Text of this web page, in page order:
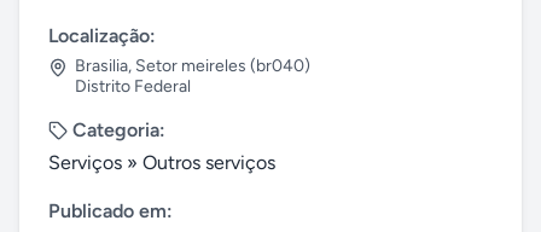
Localização:
Brasilia, Setor meireles (br040)
Distrito Federal
Categoria:
Serviços » Outros serviços
Publicado em: